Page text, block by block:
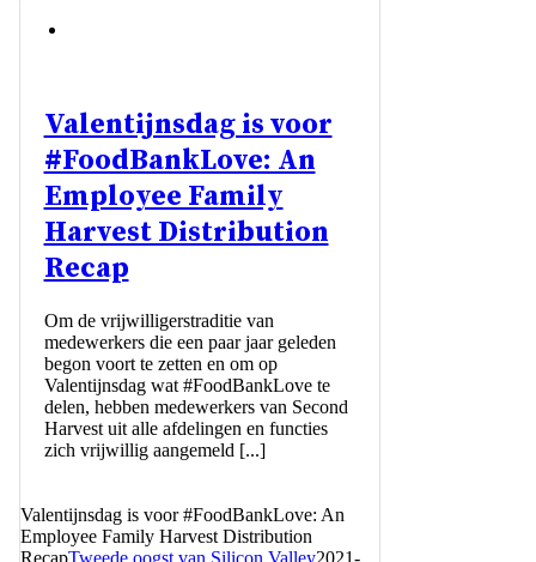
Valentijnsdag is voor
#FoodBankLove: An
Employee Family
Harvest Distribution
Recap
Om de vrijwilligerstraditie van
medewerkers die een paar jaar geleden
begon voort te zetten en om op
Valentijnsdag wat #FoodBankLove te
delen, hebben medewerkers van Second
Harvest uit alle afdelingen en functies
zich vrijwillig aangemeld [...]
Valentijnsdag is voor #FoodBankLove: An
Employee Family Harvest Distribution